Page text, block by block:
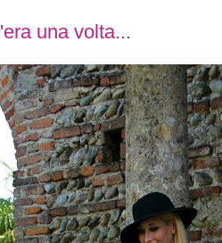
una volta...